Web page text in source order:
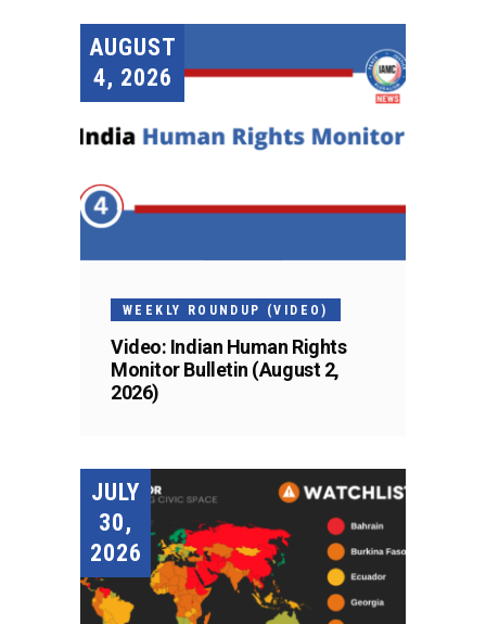
AUGUST
4, 2026
WEEKLY ROUNDUP (VIDEO)
Video: Indian Human Rights
Monitor Bulletin (August 2,
2026)
JULY
30,
2026